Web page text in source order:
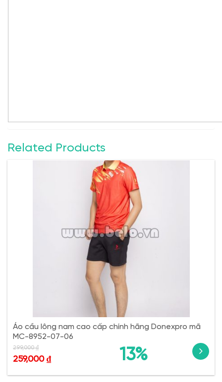
Related Products
Áo cầu lông nam cao cấp chính hãng Donexpro mã
MC-8952-07-06
13%
299,000₫
259,000 ₫